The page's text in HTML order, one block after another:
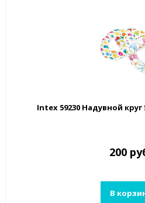
Intex 59230 Надувной круг
200
В